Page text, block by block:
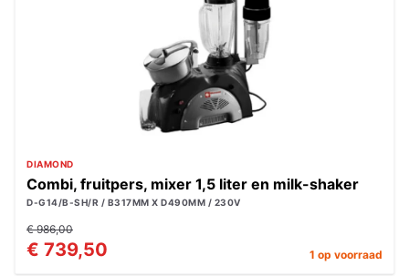
DIAMOND
Combi, fruitpers, mixer 1,5 liter en milk-shaker
D-G14/B-SH/R / B317MM X D490MM / 230V
€ 986,00
€ 739,50 1 op voorraad